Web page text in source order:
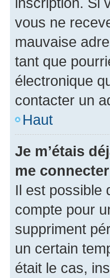
vous ne
mauvaise
tant que
électronique
contacter un
Haut
Je m’étais
me
Il est possible
compte pour
suppriment
un certain
était le cas,